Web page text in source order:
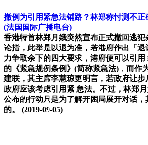
撤例为引用紧急法铺路？林郑称忖测不正
(法国国际广播电台)
香港特首林郑月娥突然宣布正式撤回逃犯
论指，此举是以退为准，若港府作出「退
力争取余下的四大要求，港府便可以引用
的《紧急规例条例》(简称紧急法)，而作
建联，其主席李慧琼更明言，若政府让步
政府应该考虑引用紧 急法。不过，林郑
公布的行动只是为了解开困局展开对话，
的。 (2019-09-05)